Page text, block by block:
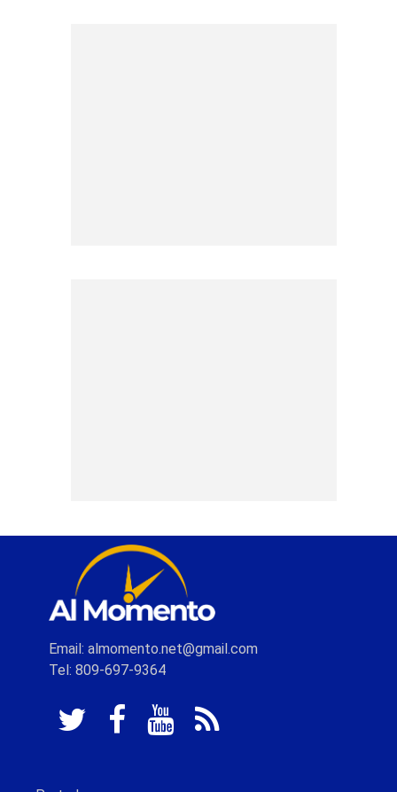
Email: almomento.net@gmail.com
Tel: 809-697-9364